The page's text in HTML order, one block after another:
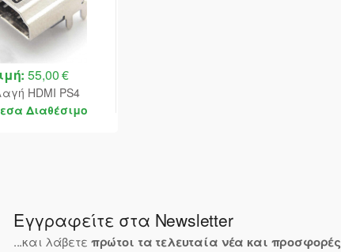
55,00 €
HDMI PS4
Διαθέσιμο
Εγγραφείτε στα Newsletter
...και λάβετε πρώτοι τα τελευταία νέα και προσφορές